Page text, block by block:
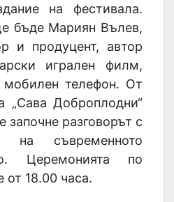
на фестивала.
бъде Мариян Вълев,
и продуцент, автор
игрален филм,
мобилен телефон. От
„Сава Доброплодни“
разговорът с
на съвременното
Церемонията по
от 18.00 часа.